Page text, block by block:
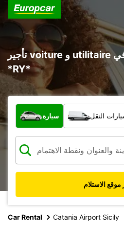
تأجير voiture و utilitaire في CATANIA APT
*RY*
ما نوع المركبة؟
سيارة النقل
موقع الاستلام
Car Rental Catania Airport Sicily